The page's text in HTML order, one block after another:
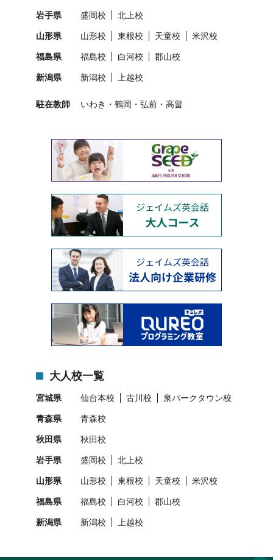
岩手県 盛岡校 北上校
山形県 山形校 東根校 天童校 米沢校
福島県 福島校 白河校 郡山校
新潟県 新潟校 上越校
駐在教師 いわき 鶴岡 弘前 高畠
大人校一覧
宮城県 仙台本校 古川校 泉パークタウン校
青森県 青森校
秋田県 秋田校
岩手県 盛岡校 北上校
山形県 山形校 東根校 天童校 米沢校
福島県 福島校 白河校 郡山校
新潟県 新潟校 上越校